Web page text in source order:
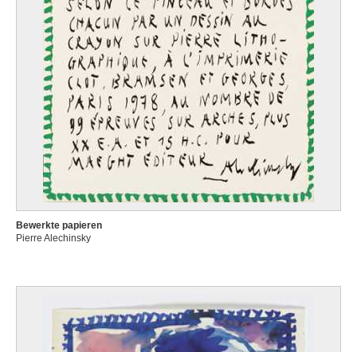
Bewerkte papieren
Pierre Alechinsky